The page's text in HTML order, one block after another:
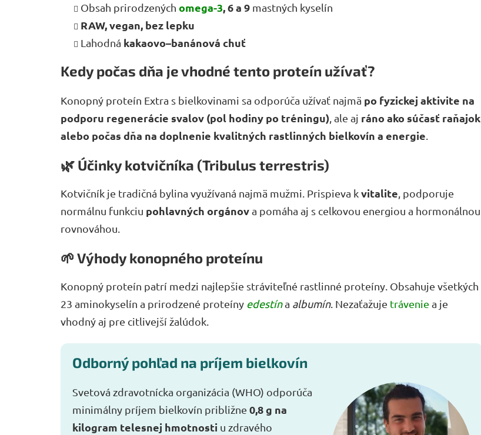
Obsah prirodzených omega-3, 6 a 9 mastných kyselín
RAW, vegan, bez lepku
Lahodná kakaovo–banánová chuť
Kedy počas dňa je vhodné tento proteín užívať?
Konopný proteín Extra s bielkovinami sa odporúča užívať najmä po fyzickej aktivite na
podporu regenerácie svalov (pol hodiny po tréningu) , ale aj ráno ako súčasť raňajok
alebo počas dňa na doplnenie kvalitných rastlinných bielkovín a energie
🌿 Účinky kotvičníka (Tribulus terrestris)
Kotvičník je tradičná bylina využívaná najmä mužmi. Prispieva kvitalite , podporuje
normálnu funkciu pohlavných orgánova pomáha aj s celkovou energiou a hormonálnou
rovnováhou.
🌱 Výhody konopného proteínu
Konopný proteín patrí medzi najlepšie stráviteľné rastlinné proteíny. Obsahuje všetkých
23 aminokyselín a prirodzené proteíny edestína albumín. Nezaťažuje trávenie a je
vhodný aj pre citlivejší žalúdok.
Odborný pohľad na príjem bielkovín
Svetová zdravotnícka organizácia (WHO) odporúča
minimálny príjem bielkovín približne 0,8 g na
kilogram telesnej hmotnosti u zdravého